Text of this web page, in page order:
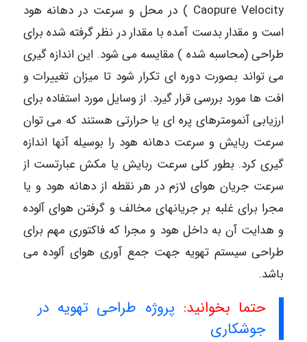
Caopure Velocity ) در محل و سرعت در دهانه هود
است و مقدار بدست آمده با مقدار در نظر گرفته شده برای
طراحی (محاسبه شده ) مقایسه می شود. این اندازه گیری
می تواند بصورت دوره ای تکرار شود تا میزان تغییرات و
افت ها مورد بررسی قرار گیرد. از وسایل مورد استفاده برای
ارزیابی آنمومترهای پره ای یا حرارتی هستند که می توان
سرعت ربایش و سرعت دهانه هود را بوسیله آنها اندازه
گیری کرد. بطور کلی سرعت ربایش یا مکش عبارتست از
سرعت جریان هوای لازم در هر نقطه از دهانه هود و یا
مجرا برای غلبه بر جریانهای مخالف و گرفتن هوای آلوده
و هدایت آن به داخل هود و مجرا که فاکتوری مهم برای
طراحی سیستم تهویه جهت جمع آوری هوای آلوده می
باشد.
حتما بخوانید: پروژه طراحی تهویه در
جوشکاری